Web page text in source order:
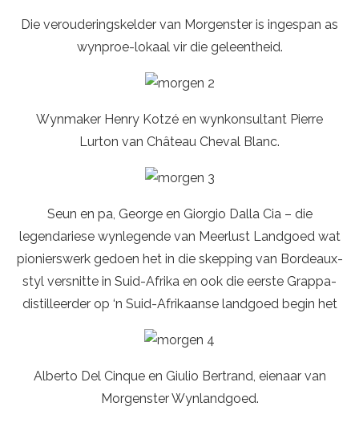
Die verouderingskelder van Morgenster is ingespan as
wynproe-lokaal vir die geleentheid.
Wynmaker Henry Kotzé en wynkonsultant Pierre
Lurton van Château Cheval Blanc.
Seun en pa, George en Giorgio Dalla Cia – die
legendariese wynlegende van Meerlust Landgoed wat
pionierswerk gedoen het in die skepping van Bordeaux-
styl versnitte in Suid-Afrika en ook die eerste Grappa-
distilleerder op ‘n Suid-Afrikaanse landgoed begin het
Alberto Del Cinque en Giulio Bertrand, eienaar van
Morgenster Wynlandgoed.